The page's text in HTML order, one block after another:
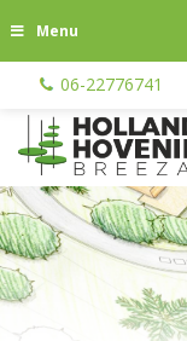
n
o
n
t
e
n
Menu
06-22776741